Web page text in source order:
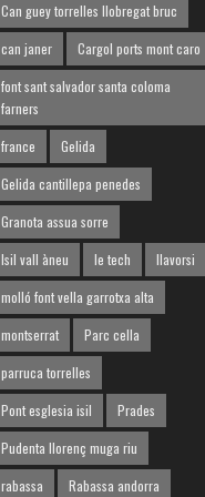
Can guey torrelles llobregat bruc
can janer
Cargol ports mont caro
font sant salvador santa coloma
farners
france
Gelida
Gelida cantillepa penedes
Granota assua sorre
Isil vall àneu
le tech
llavorsi
molló font vella garrotxa alta
montserrat
Parc cella
parruca torrelles
Pont esglesia isil
Prades
Pudenta llorenç muga riu
rabassa
Rabassa andorra